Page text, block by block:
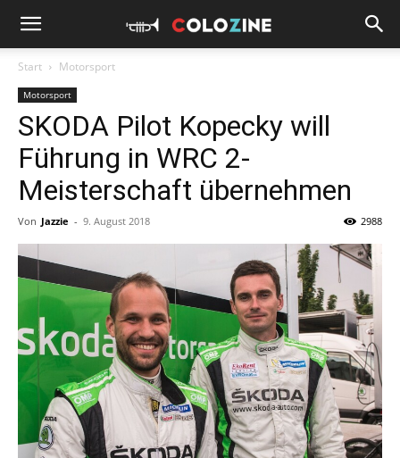
Start Motorsport
Motorsport
SKODA Pilot Kopecky will
Führung in WRC 2-
Meisterschaft übernehmen
Von Jazzie - 9. August 2018 2988